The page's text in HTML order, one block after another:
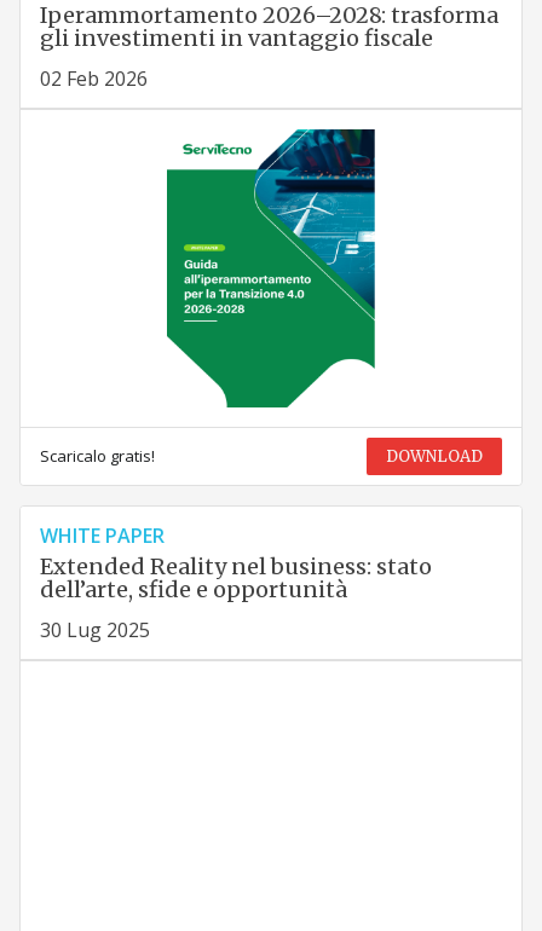
Iperammortamento 2026–2028: trasforma
gli investimenti in vantaggio fiscale
02 Feb 2026
Scaricalo gratis! DOWNLOAD
WHITE PAPER
Extended Reality nel business: stato
dell’arte, sfide e opportunità
30 Lug 2025